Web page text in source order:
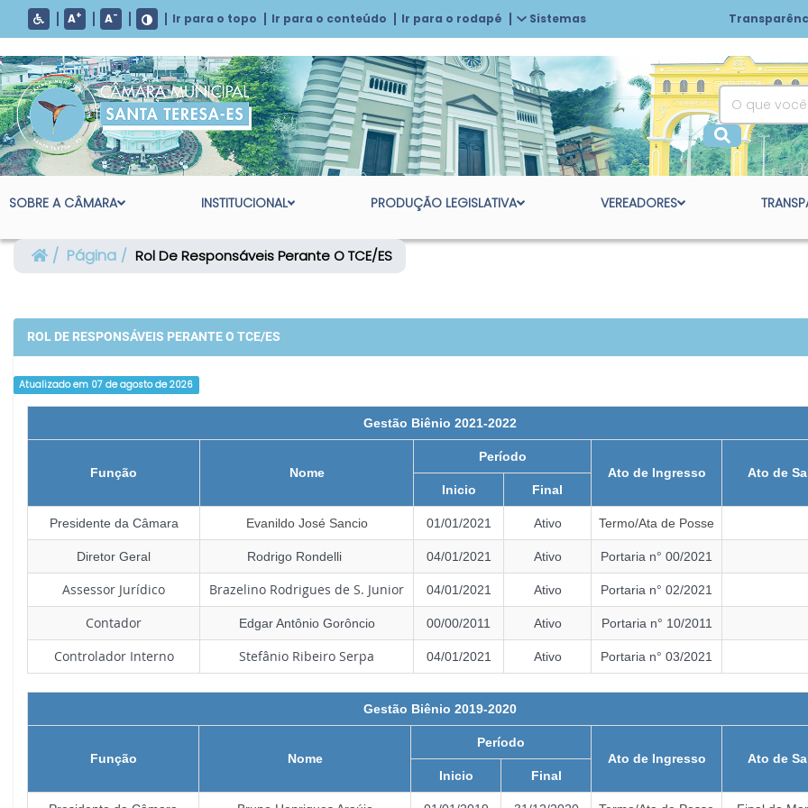
A+ A- Ir para o topo Ir para o conteúdo Ir para o rodapé Sistemas
SOBRE A CÂMARA INSTITUCIONAL PRODUÇÃO LEGISLATIVA VEREADORES
Página Rol De Responsáveis Perante O TCE/ES
ROL DE RESPONSÁVEIS PERANTE O TCE/ES
Atualizado em 07 de agosto de 2026
Gestão Biênio 2021-2022
Função Nome
Período
Ato de Ingresso
Ato de
Inicio
Final
Presidente da Câmara Evanildo José Sancio 01/01/2021 Ativo Termo/Ata de Posse
Diretor Geral Rodrigo Rondelli 04/01/2021 Ativo Portaria n° 00/2021
Assessor Jurídico Brazelino Rodrigues de S. Junior 04/01/2021 Ativo Portaria n° 02/2021
Contador Edgar Antônio Gorôncio 00/00/2011 Ativo Portaria n° 10/2011
Controlador Interno Stefânio Ribeiro Serpa 04/01/2021 Ativo Portaria n° 03/2021
Gestão Biênio 2019-2020
Função Nome
Período
Ato de Ingresso
Ato de
Inicio
Final